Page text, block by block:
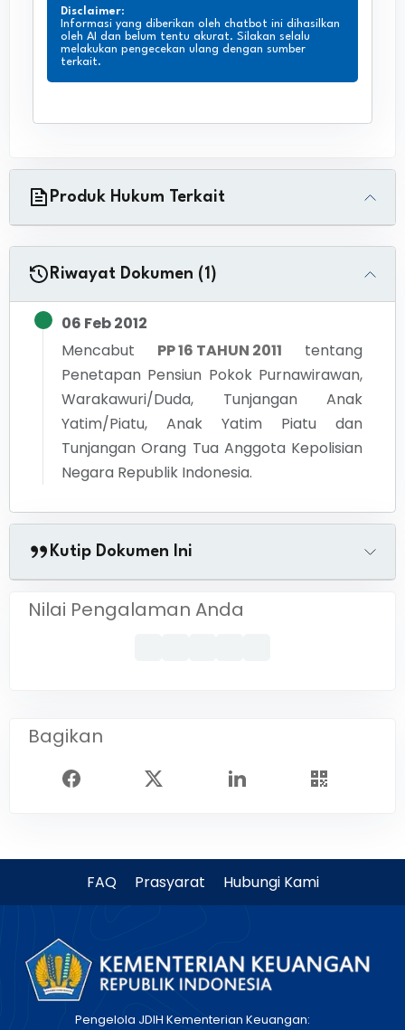
Disclaimer:
Informasi yang diberikan oleh chatbot ini dihasilkan
oleh AI dan belum tentu akurat. Silakan selalu
melakukan pengecekan ulang dengan sumber
terkait.
Produk Hukum Terkait
Riwayat Dokumen (1)
06 Feb 2012
Mencabut
PP 16 TAHUN 2011
tentang
Penetapan Pensiun Pokok Purnawirawan,
Warakawuri/Duda, Tunjangan Anak
Yatim/Piatu, Anak Yatim Piatu dan
Tunjangan Orang Tua Anggota Kepolisian
Negara Republik Indonesia.
Kutip Dokumen Ini
Nilai Pengalaman Anda
Bagikan
FAQ Prasyarat Hubungi Kami
Pengelola JDIH Kementerian Keuangan: